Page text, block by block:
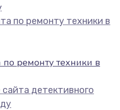
ремонту техники в